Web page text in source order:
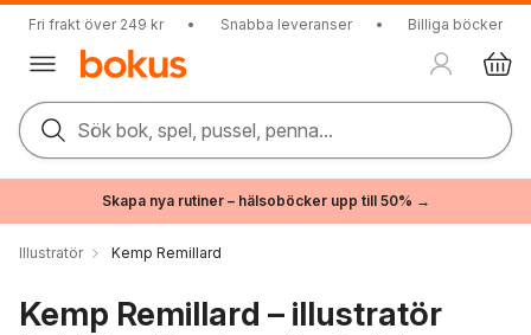
Fri frakt över 249 kr • Snabba leveranser • Billiga böcker
Sök bok, spel, pussel, penna...
Skapa nya rutiner – hälsoböcker upp till 50% →
Illustratör Kemp Remillard
Kemp Remillard – illustratör